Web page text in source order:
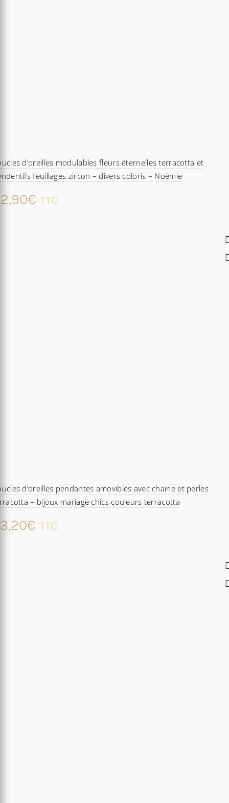
d’oreilles modulables fleurs éternelles terracotta et
feuillages zircon – divers coloris – Noémie
€ TTC
d’oreilles pendantes amovibles avec chaine et perles
– bijoux mariage chics couleurs terracotta
€ TTC